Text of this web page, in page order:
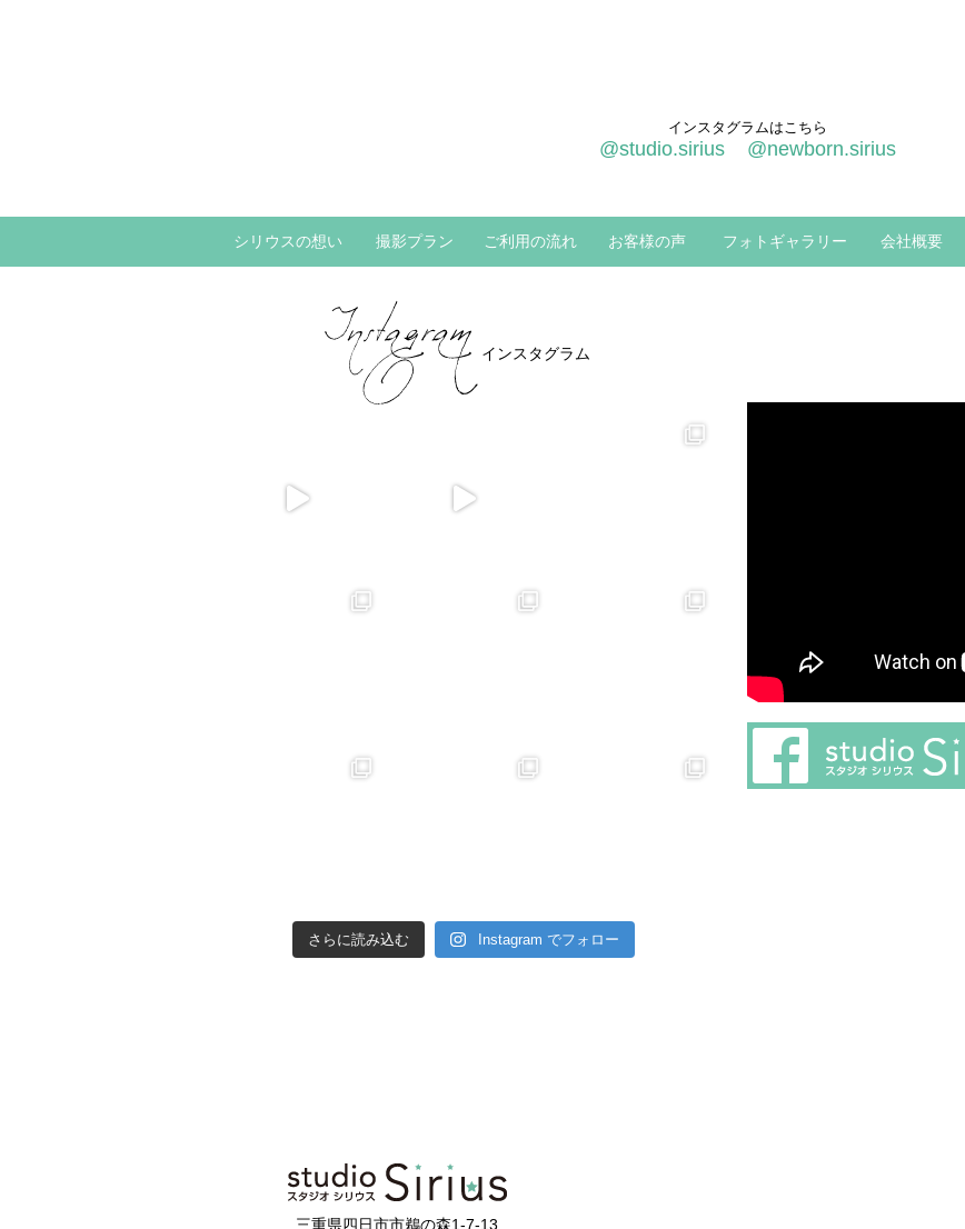
インスタグラムはこちら
@studio.sirius @newborn.sirius
シリウスの想い 撮影プラン ご利用の流れ お客様の声 フォトギャラリー 会社概要
インスタグラム
さらに読み込む Instagram でフォロー
三重県四日市市鵜の森1-7-13